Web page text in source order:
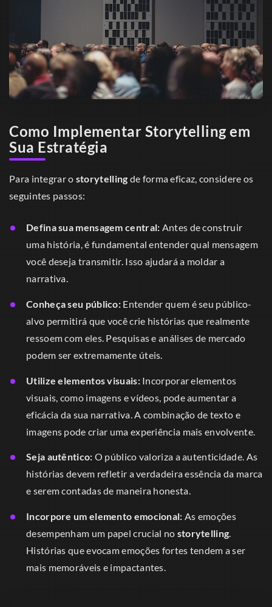
Como Implementar Storytelling em
Sua Estratégia
Para integrar o storytelling de forma eficaz, considere os
seguintes passos:
Defina sua mensagem central: Antes de construir
uma história, é fundamental entender qual mensagem
você deseja transmitir. Isso ajudará a moldar a
narrativa.
Conheça seu público: Entender quem é seu público-
alvo permitirá que você crie histórias que realmente
ressoem com eles. Pesquisas e análises de mercado
podem ser extremamente úteis.
Utilize elementos visuais:Incorporar elementos
visuais, como imagens e vídeos, pode aumentar a
eficácia da sua narrativa. A combinação de texto e
imagens pode criar uma experiência mais envolvente.
Seja autêntico: O público valoriza a autenticidade. As
histórias devem refletir a verdadeira essência da marca
e serem contadas de maneira honesta.
Incorpore um elemento emocional: As emoções
desempenham um papel crucial no storytelling
Histórias que evocam emoções fortes tendem a ser
mais memoráveis e impactantes.